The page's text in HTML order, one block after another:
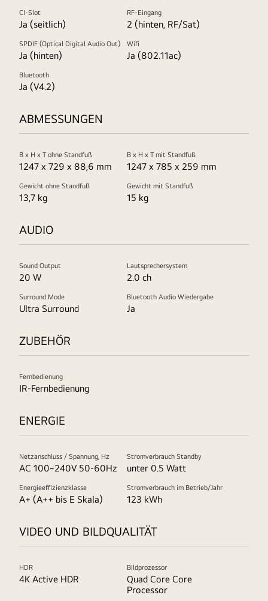
CI-Slot
Ja (seitlich)
RF-Eingang
2 (hinten, RF/Sat)
SPDIF (Optical Digital Audio Out)
Ja (hinten)
Wifi
Ja (802.11ac)
Bluetooth
Ja (V4.2)
ABMESSUNGEN
B x H x T ohne Standfuß
1247 x 729 x 88,6 mm
B x H x T mit Standfuß
1247 x 785 x 259 mm
Gewicht ohne Standfuß
13,7 kg
Gewicht mit Standfuß
15 kg
AUDIO
Sound Output
20 W
Lautsprechersystem
2.0 ch
Surround Mode
Ultra Surround
Bluetooth Audio Wiedergabe
Ja
ZUBEHÖR
Fernbedienung
IR-Fernbedienung
ENERGIE
Netzanschluss / Spannung, Hz
AC 100~240V 50-60Hz
Stromverbrauch Standby
unter 0.5 Watt
Energieeffizienzklasse
A+ (A++ bis E Skala)
Stromverbrauch im Betrieb/Jahr
123 kWh
VIDEO UND BILDQUALITÄT
HDR
4K Active HDR
Bildprozessor
Quad Core Core
Processor